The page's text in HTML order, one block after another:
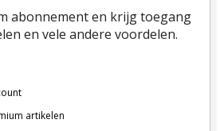
abonnement en krijg toegang
en vele andere voordelen.
artikelen